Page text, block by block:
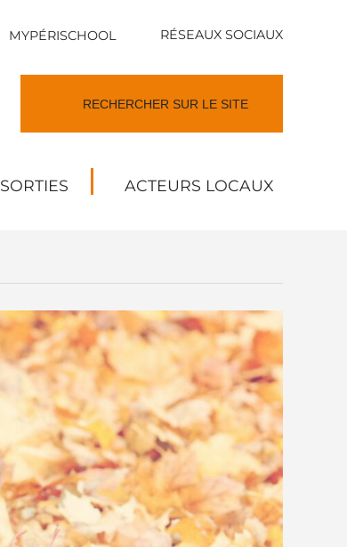
MYPÉRISCHOOL RÉSEAUX SOCIAUX
SORTIES ACTEURS LOCAUX